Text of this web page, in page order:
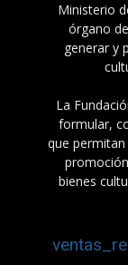
Ministerio
órgano
generar y
La
formular,
que
bienes